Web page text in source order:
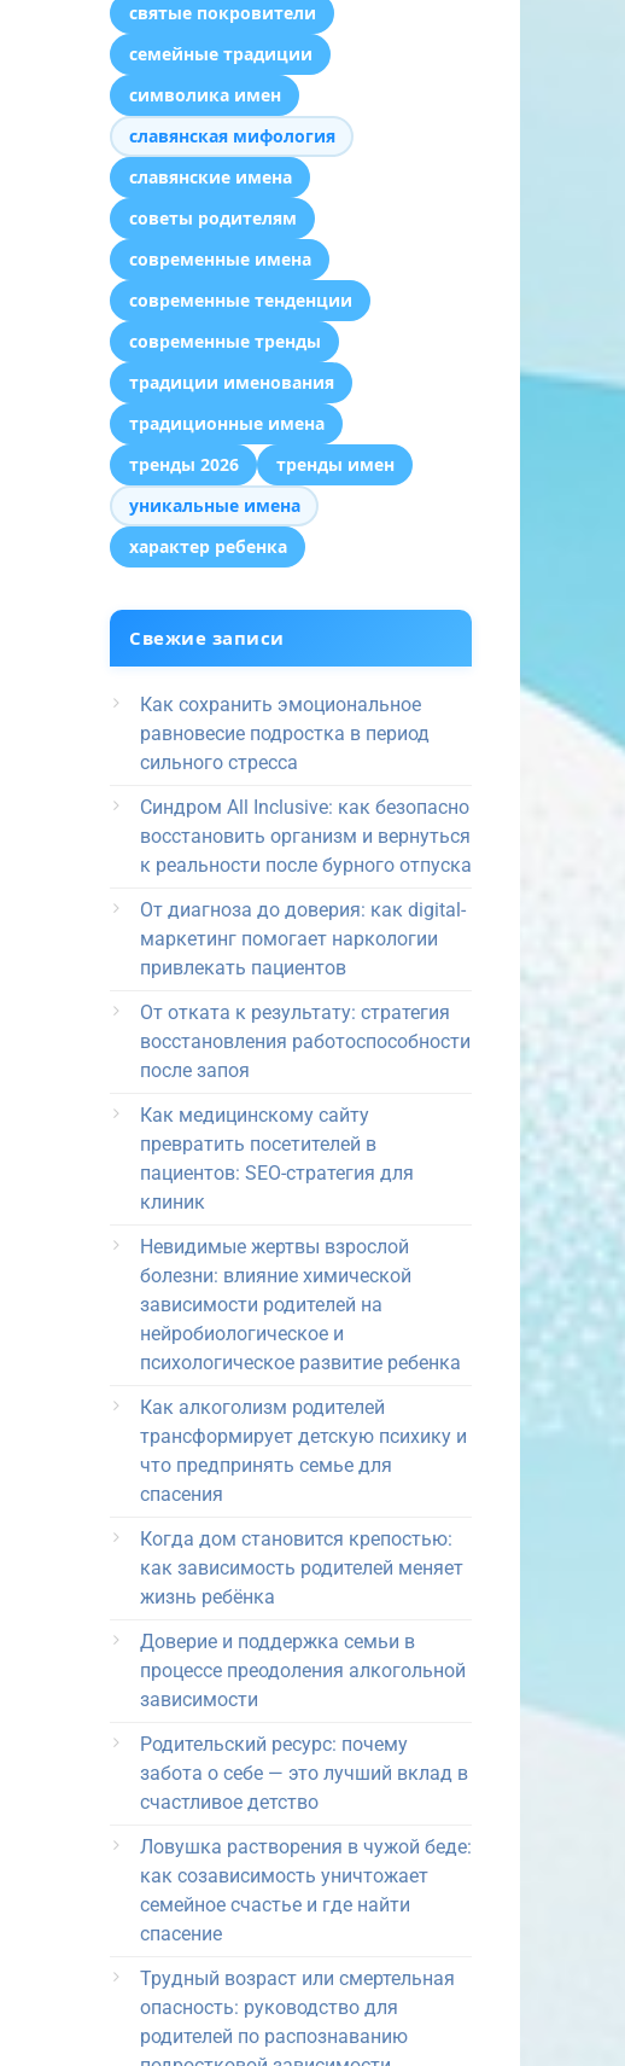
святые покровители
семейные традиции
символика имен
славянская мифология
славянские имена
советы родителям
современные имена
современные тенденции
современные тренды
традиции именования
традиционные имена
тренды 2026
тренды имен
уникальные имена
характер ребенка
Свежие записи
Как сохранить эмоциональное
равновесие подростка в период
сильного стресса
Синдром All Inclusive: как безопасно
восстановить организм и вернуться
к реальности после бурного отпуска
От диагноза до доверия: как digital-
маркетинг помогает наркологии
привлекать пациентов
От отката к результату: стратегия
восстановления работоспособности
после запоя
Как медицинскому сайту
превратить посетителей в
пациентов: SEO-стратегия для
клиник
Невидимые жертвы взрослой
болезни: влияние химической
зависимости родителей на
нейробиологическое и
психологическое развитие ребенка
Как алкоголизм родителей
трансформирует детскую психику и
что предпринять семье для
спасения
Когда дом становится крепостью:
как зависимость родителей меняет
жизнь ребёнка
Доверие и поддержка семьи в
процессе преодоления алкогольной
зависимости
Родительский ресурс: почему
забота о себе — это лучший вклад в
счастливое детство
Ловушка растворения в чужой беде:
как созависимость уничтожает
семейное счастье и где найти
спасение
Трудный возраст или смертельная
опасность: руководство для
родителей по распознаванию